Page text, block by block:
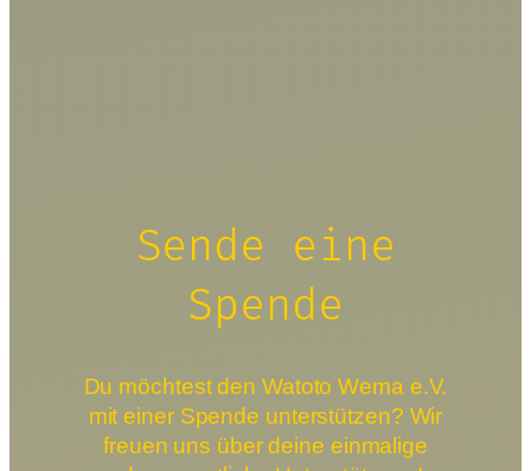
Sende eine
Spende
Du möchtest den Watoto Wema e.V.
mit einer Spende unterstützen? Wir
freuen uns über deine einmalige